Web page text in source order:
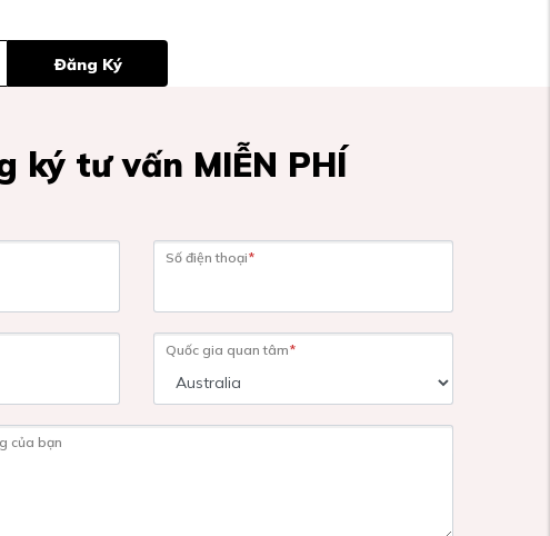
Đăng Ký
ký tư vấn MIỄN PHÍ
Số điện thoại*
Quốc gia quan tâm*
của bạn